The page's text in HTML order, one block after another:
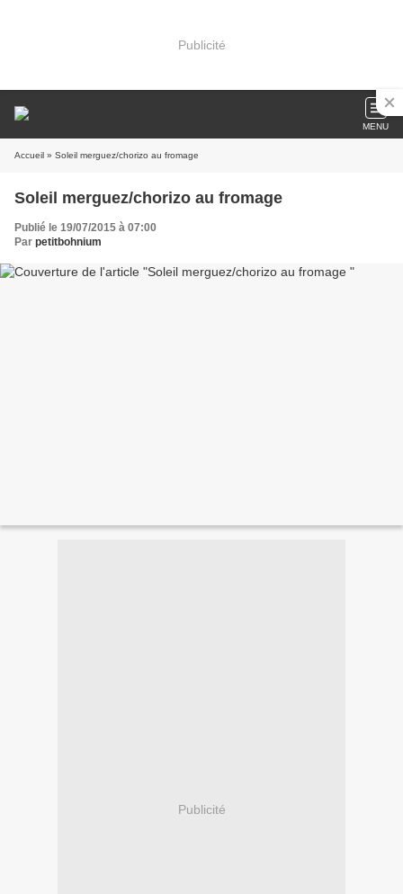
Publicité
MENU
Accueil » Soleil merguez/chorizo au fromage
Soleil merguez/chorizo au fromage
Publié le 19/07/2015 à 07:00
Par petitbohnium
Publicité